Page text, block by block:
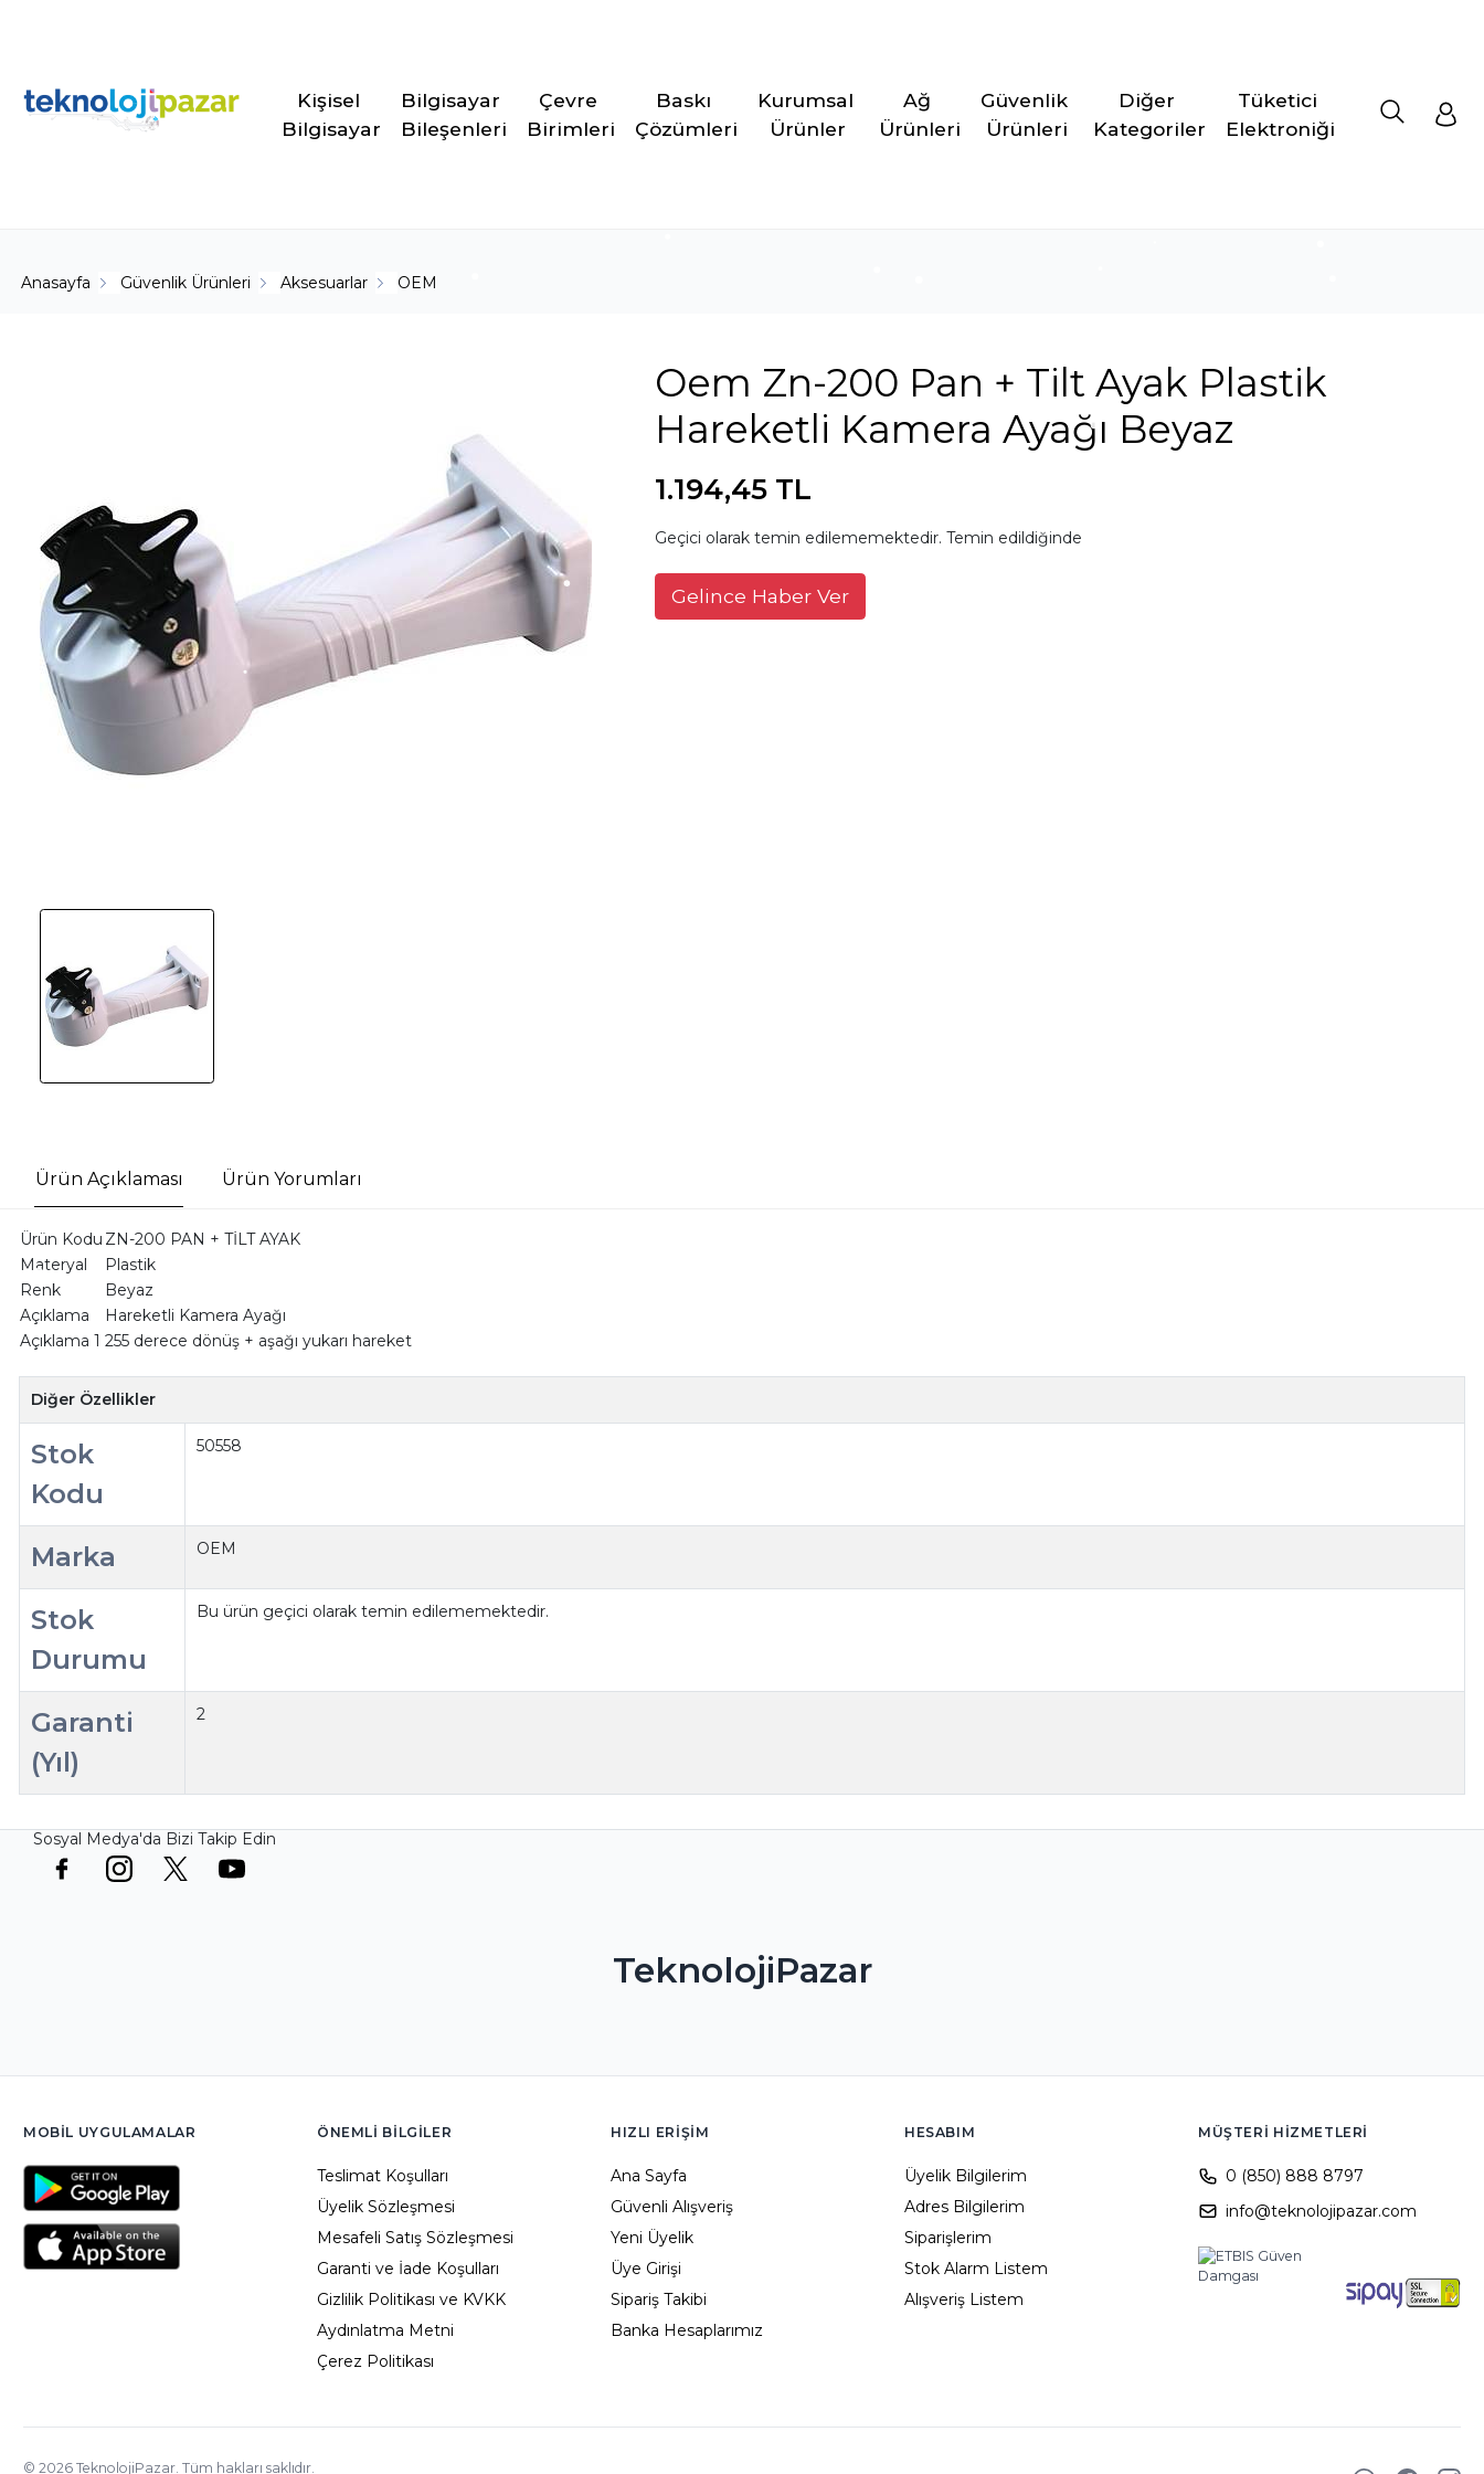
Kişisel
Bilgisayar
Bilgisayar
Bileşenleri
Çevre
Birimleri
Baskı
Çözümleri
Kurumsal
Ürünler
Ağ
Ürünleri
Güvenlik
Ürünleri
Diğer
Kategoriler
Tüketici
Elektroniği
Anasayfa Güvenlik Ürünleri Aksesuarlar OEM
Oem Zn-200 Pan + Tilt Ayak Plastik
Hareketli Kamera Ayağı Beyaz
1.194,45 TL
Geçici olarak temin edilememektedir. Temin edildiğinde
Gelince Haber Ver
Ürün Açıklaması Ürün Yorumları
Ürün Kodu ZN-200 PAN + TİLT AYAK
Materyal
Plastik
Renk
Beyaz
Açıklama
Hareketli Kamera Ayağı
Açıklama 1 255 derece dönüş + aşağı yukarı hareket
Diğer Özellikler
Stok
Kodu
50558
Marka OEM
Stok
Durumu
Bu ürün geçici olarak temin edilememektedir.
Garanti
(Yıl)
2
Sosyal Medya'da Bizi Takip Edin
TeknolojiPazar
MOBIL UYGULAMALAR ÖNEMLI BILGILER
Teslimat Koşulları
Üyelik Sözleşmesi
Mesafeli Satış Sözleşmesi
Garanti ve İade Koşulları
Gizlilik Politikası ve KVKK
Aydınlatma Metni
Çerez Politikası
HIZLI ERIŞIM
Ana Sayfa
Güvenli Alışveriş
Yeni Üyelik
Üye Girişi
Sipariş Takibi
Banka Hesaplarımız
HESABIM
Üyelik Bilgilerim
Adres Bilgilerim
Siparişlerim
Stok Alarm Listem
Alışveriş Listem
MÜŞTERI HIZMETLERI
0 (850) 888 8797
info@teknolojipazar.com
© 2026 TeknolojiPazar. Tüm hakları saklıdır.